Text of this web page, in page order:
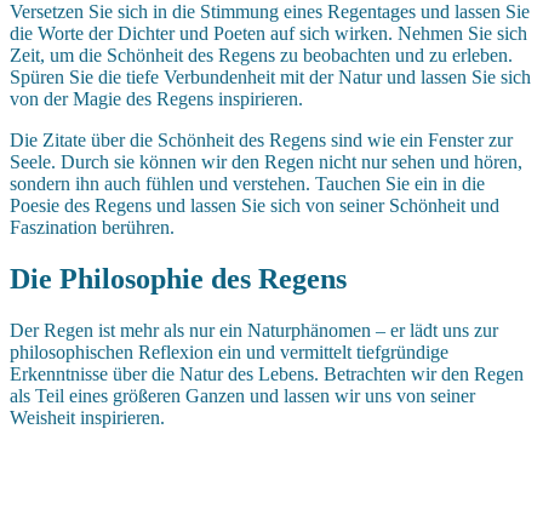
Versetzen Sie sich in die Stimmung eines Regentages und lassen Sie
die Worte der Dichter und Poeten auf sich wirken. Nehmen Sie sich
Zeit, um die Schönheit des Regens zu beobachten und zu erleben.
Spüren Sie die tiefe Verbundenheit mit der Natur und lassen Sie sich
von der Magie des Regens inspirieren.
Die Zitate über die Schönheit des Regens sind wie ein Fenster zur
Seele. Durch sie können wir den Regen nicht nur sehen und hören,
sondern ihn auch fühlen und verstehen. Tauchen Sie ein in die
Poesie des Regens und lassen Sie sich von seiner Schönheit und
Faszination berühren.
Die Philosophie des Regens
Der Regen ist mehr als nur ein Naturphänomen – er lädt uns zur
philosophischen Reflexion ein und vermittelt tiefgründige
Erkenntnisse über die Natur des Lebens. Betrachten wir den Regen
als Teil eines größeren Ganzen und lassen wir uns von seiner
Weisheit inspirieren.